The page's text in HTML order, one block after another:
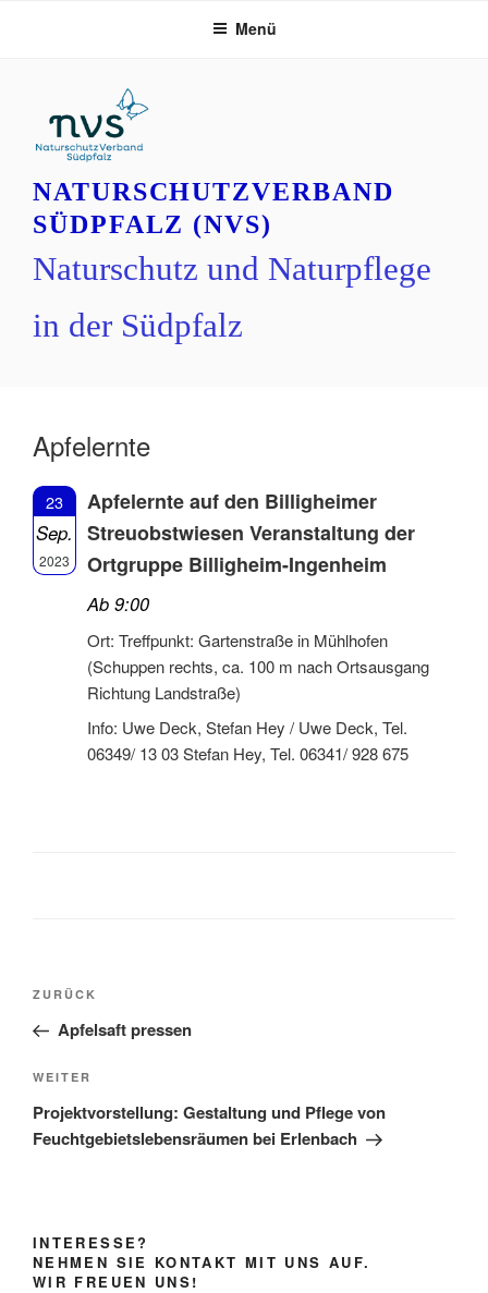
NATURSCHUTZVERBAND
SÜDPFALZ (NVS)
Naturschutz und Naturpflege
in der Südpfalz
Menü
Apfelernte
23
Sep.
2023
Apfelernte auf den Billigheimer
Streuobstwiesen Veranstaltung der
Ortgruppe Billigheim-Ingenheim
Ab 9:00
Ort: Treffpunkt: Gartenstraße in Mühlhofen
(Schuppen rechts, ca. 100 m nach Ortsausgang
Richtung Landstraße)
Info: Uwe Deck, Stefan Hey / Uwe Deck, Tel.
06349/ 13 03 Stefan Hey, Tel. 06341/ 928 675
Beitragsnavigation
Vorheriger
Beitrag
ZURÜCK
Apfelsaft pressen
Nächster
Beitrag
WEITER
Projektvorstellung: Gestaltung und Pflege von
Feuchtgebietslebensräumen bei Erlenbach
INTERESSE?
NEHMEN SIE KONTAKT MIT UNS AUF.
WIR FREUEN UNS!